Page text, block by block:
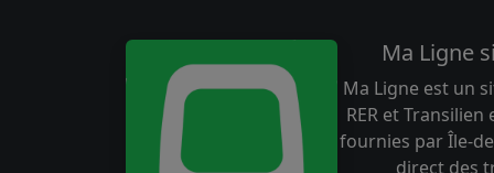
Ma Ligne
Ma Ligne est un
RER et
fournies par Île-
direct des